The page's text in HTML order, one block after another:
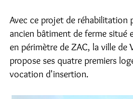
Avec ce projet de réhabilitation
ancien bâtiment de ferme situé
en périmètre de ZAC, la ville de
propose ses quatre premiers
vocation d'insertion.